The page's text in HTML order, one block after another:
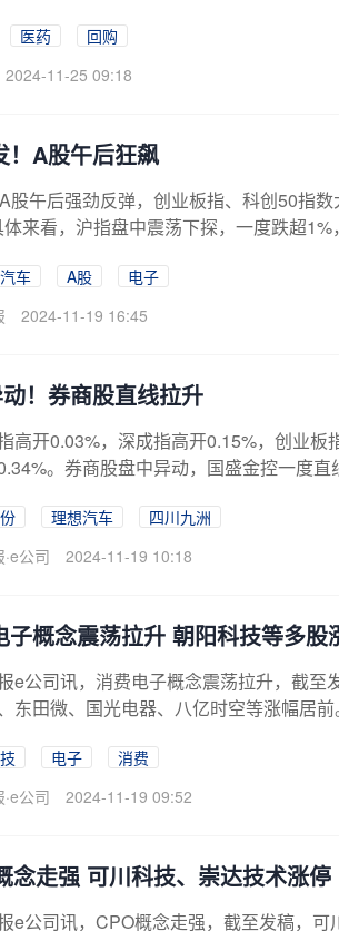
医药
回购
2024-11-25 09:18
！A股午后狂飙
股午后强劲反弹，创业板指、科创50指
来看，沪指盘中震荡下探，一度跌超
车 A股
电子
2024-11-19 16:45
！券商股直线拉升
高开0.03%，深成指高开0.15%，创业
。券商股盘中异动，国盛金控一度
理想汽车
四川九洲
公司
2024-11-19 10:18
子概念震荡拉升 朝阳科技等多股
e公司讯，消费电子概念震荡拉升，截
东田微、国光电器、八亿时空等涨幅居前
电子
消费
公司
2024-11-19 09:52
念走强 可川科技、崇达技术涨停
e公司讯，CPO概念走强，截至发稿，